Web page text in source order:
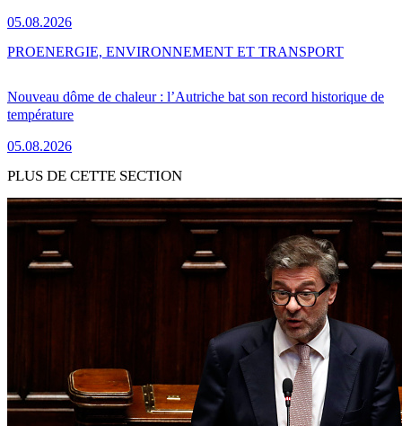
05.08.2026
Nouveau dôme de chaleur : l’Autriche bat son record historique de
température
05.08.2026
PROENERGIE, ENVIRONNEMENT ET TRANSPORT
PLUS DE CETTE SECTION